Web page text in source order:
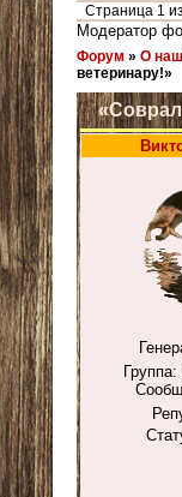
Страница 1 из
Модератор
Форум » О
ветеринару!»